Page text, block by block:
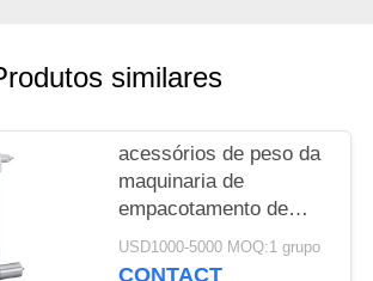
similares
acessórios de peso da
maquinaria de
empacotamento de
220V 5000mm
USD1000-5000 MOQ:1 grupo
CONTACT